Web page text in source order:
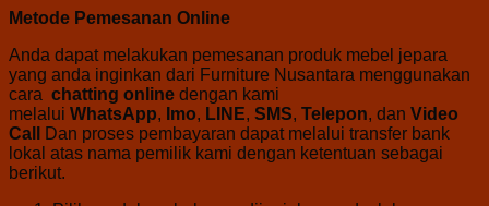
Metode Pemesanan Online
Anda dapat melakukan pemesanan produk mebel jepara
yang anda inginkan dari Furniture Nusantara menggunakan
cara chatting online dengan kami
melalui WhatsApp, Imo, LINE, SMS, Telepon, dan Video
Call
Dan proses pembayaran dapat melalui transfer bank
lokal atas nama pemilik kami dengan ketentuan sebagai
berikut.